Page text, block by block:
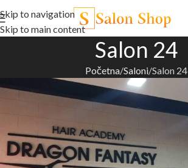
Skip to navigation
Skip to main content
Salon 24
Početna Saloni Salon 24